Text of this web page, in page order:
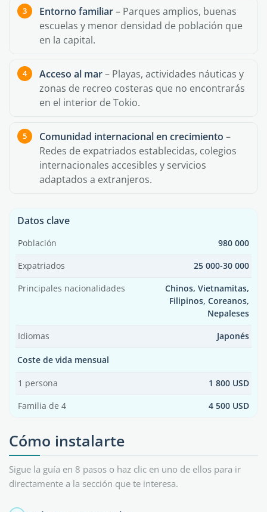
Entorno familiar– Parques amplios, buenas
escuelas y menor densidad de población que
en la capital.
Acceso al mar– Playas, actividades náuticas y
zonas de recreo costeras que no encontrarás
en el interior de Tokio.
Comunidad internacional en crecimiento –
Redes de expatriados establecidas, colegios
internacionales accesibles y servicios
adaptados a extranjeros.
Datos clave
Población 980 000
Expatriados 25 000-30 000
Principales nacionalidades
Chinos, Vietnamitas,
Filipinos, Coreanos,
Nepaleses
Idiomas Japonés
Coste de vida mensual
1 persona 1 800 USD
Familia de 4 4 500 USD
Cómo instalarte
Sigue la guía en 8 pasos o haz clic en uno de ellos para ir
directamente a la sección que te interesa.